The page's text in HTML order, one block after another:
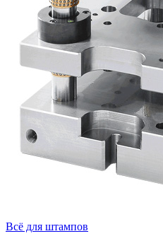
Всё для штампов